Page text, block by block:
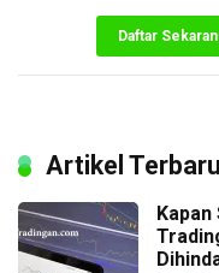
Daftar
Artikel Terbaru